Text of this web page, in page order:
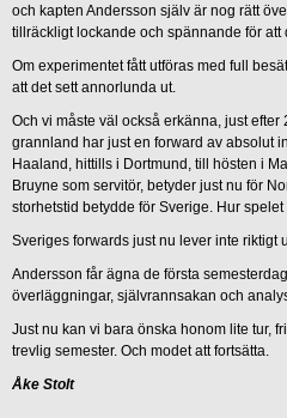
och kapten Andersson själv är nog rätt
tillräckligt lockande och spännande för
Om experimentet fått utföras med full
att det sett annorlunda ut.
Och vi måste väl också erkänna, just efter
grannland har just en forward av absolut
Haaland, hittills i Dortmund, till hösten i
Bruyne som servitör, betyder just nu för
storhetstid betydde för Sverige. Hur
Sveriges forwards just nu lever inte riktigt
Andersson får ägna de första
överläggningar, självrannsakan och
Just nu kan vi bara önska honom lite tur,
trevlig semester. Och modet att fortsätta.
Åke Stolt